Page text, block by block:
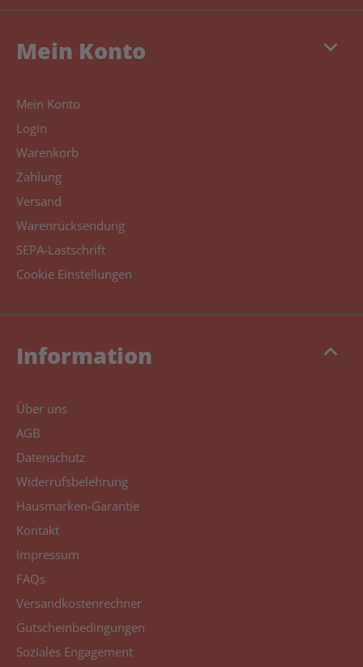
keyboard_arrow_down
Mein Konto
Mein Konto
Login
Warenkorb
Zahlung
Versand
Warenrücksendung
SEPA-Lastschrift
Cookie Einstellungen
keyboard_arrow_up
Information
Über uns
AGB
Datenschutz
Widerrufsbelehrung
Hausmarken-Garantie
Kontakt
Impressum
FAQs
Versandkostenrechner
Gutscheinbedingungen
Soziales Engagement